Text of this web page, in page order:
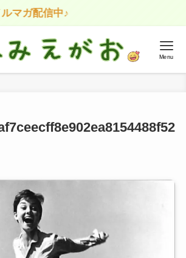
ガ配信中♪
Menu